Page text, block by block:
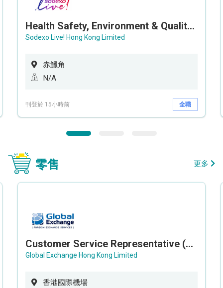
Health Safety, Environment & Quality Assurance Officer (Maternity cover – 5 months contract)
Sodexo Live! Hong Kong Limited
赤鱲角
N/A
刊登於 15小時前 全職
零售 更多
Customer Service Representative (Airport)
Global Exchange Hong Kong Limited
香港國際機場